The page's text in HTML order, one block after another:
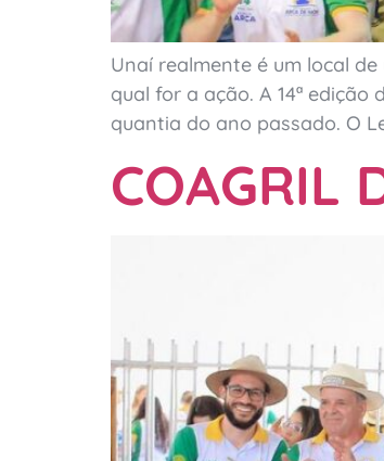
Unaí realmente é um local
qual for a ação. A 14ª
quantia do ano passado. O
COAGRIL